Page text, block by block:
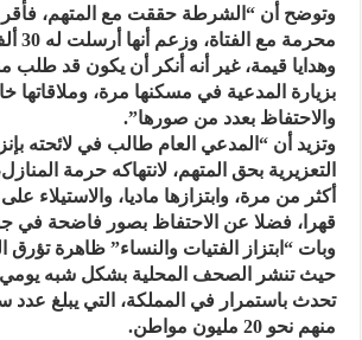
وتوضح أن “الشرطة حققت مع المتهم، فأقر
محرمة مع
وهدايا قيمة، غير أنه أنكر أن يكون قد طلب
بزيارة المدعية في مسكنها مرة، وملاقاتها
والاحتفاظ بعدد من صورها”.
وتزيد أن “المدعي العام طالب في لائحته
التعزيرية بحق المتهم، لانتهاكه حرمة المنازل،
أكثر من مرة، وابتزازها ماديا، والاستيلاء
قهرا، فضلا عن الاحتفاظ بصور فاضحة في
وبات “ابتزاز الفتيات والنساء” ظاهرة تؤرق
حيث تنشر الصحف المحلية بشكل شبه يومي
منهم نحو 20 مليون مواطن.